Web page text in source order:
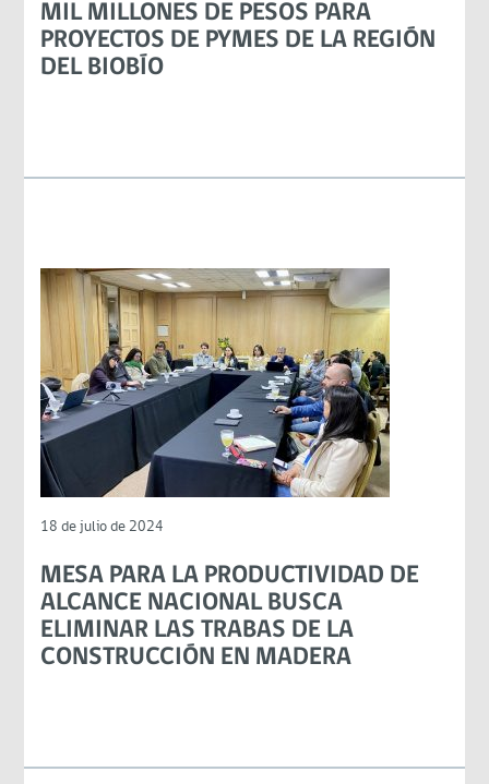
MIL MILLONES DE PESOS PARA
PROYECTOS DE PYMES DE LA REGIÓN
DEL BIOBÍO
18 de julio de 2024
MESA PARA LA PRODUCTIVIDAD DE
ALCANCE NACIONAL BUSCA
ELIMINAR LAS TRABAS DE LA
CONSTRUCCIÓN EN MADERA